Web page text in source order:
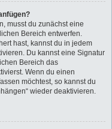
musst du zunächst eine
Bereich entwerfen.
hast, kannst du in jedem
Du kannst eine Signatur
Bereich das
Wenn du einen
möchtest, so kannst du
wieder deaktivieren.